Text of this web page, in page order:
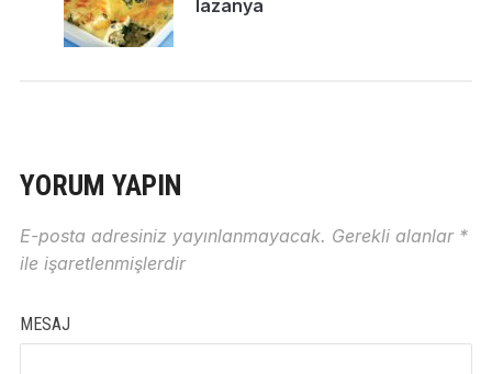
lazanya
YORUM YAPIN
E-posta adresiniz yayınlanmayacak. Gerekli alanlar *
ile işaretlenmişlerdir
MESAJ